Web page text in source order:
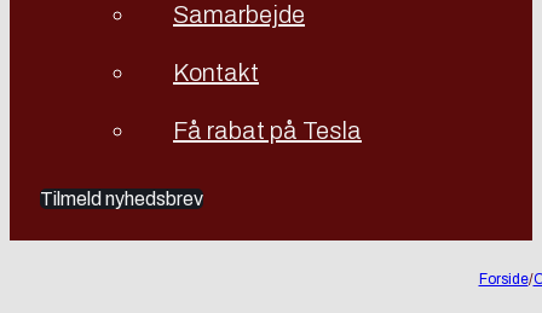
Samarbejde
Kontakt
Få rabat på Tesla
Tilmeld nyhedsbrev
Forside/